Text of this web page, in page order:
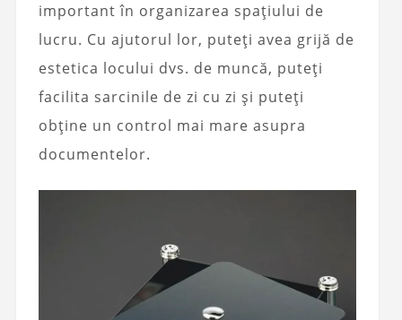
important în organizarea spațiului de
lucru. Cu ajutorul lor, puteți avea grijă de
estetica locului dvs. de muncă, puteți
facilita sarcinile de zi cu zi și puteți
obține un control mai mare asupra
documentelor.